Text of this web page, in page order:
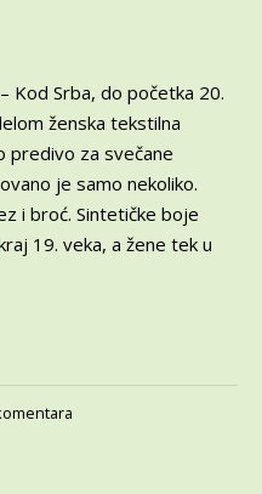
Kod Srba, do početka 20.
ženska tekstilna
predivo za svečane
je samo nekoliko.
i broć. Sintetičke boje
19. veka, a žene tek u